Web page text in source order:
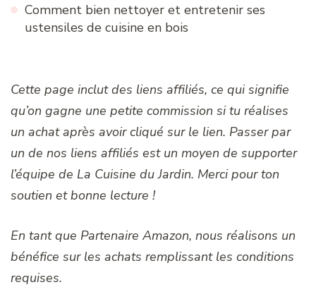
Comment bien nettoyer et entretenir ses
ustensiles de cuisine en bois
Cette page inclut des liens affiliés, ce qui signifie
qu’on gagne une petite commission si tu réalises
un achat après avoir cliqué sur le lien. Passer par
un de nos liens affiliés est un moyen de supporter
l’équipe de La Cuisine du Jardin. Merci pour ton
soutien et bonne lecture !
En tant que Partenaire Amazon, nous réalisons un
bénéfice sur les achats remplissant les conditions
requises.